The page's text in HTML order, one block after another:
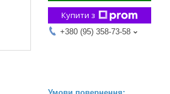
Купити з
+380 (95) 358-73-58